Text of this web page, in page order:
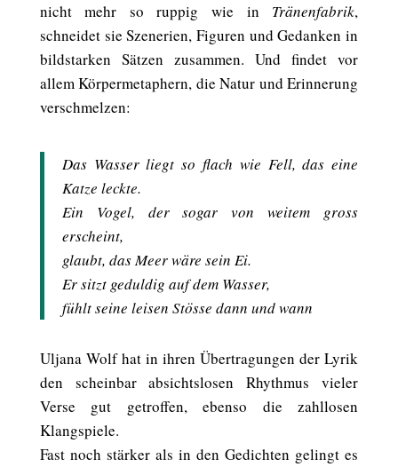
nicht mehr so ruppig wie in Tränenfabrik,
schneidet sie Szenerien, Figuren und Gedanken in
bildstarken Sätzen zusammen. Und findet vor
allem Körpermetaphern, die Natur und Erinnerung
verschmelzen:
Das Wasser liegt so flach wie Fell, das eine
Katze leckte.
Ein Vogel, der sogar von weitem gross
erscheint,
glaubt, das Meer wäre sein Ei.
Er sitzt geduldig auf dem Wasser,
fühlt seine leisen Stösse dann und wann
Uljana Wolf hat in ihren Übertragungen der Lyrik
den scheinbar absichtslosen Rhythmus vieler
Verse gut getroffen, ebenso die zahllosen
Klangspiele.
Fast noch stärker als in den Gedichten gelingt es